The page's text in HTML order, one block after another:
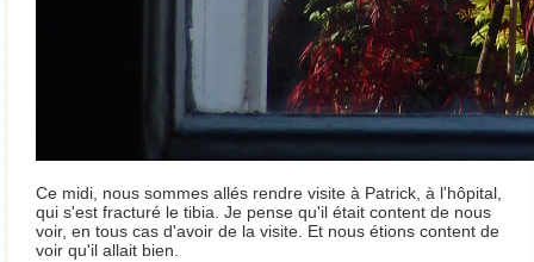
Ce midi, nous sommes allés rendre visite à Patrick, à l'hôpital,
qui s'est fracturé le tibia. Je pense qu'il était content de nous
voir, en tous cas d'avoir de la visite. Et nous étions content de
voir qu'il allait bien.